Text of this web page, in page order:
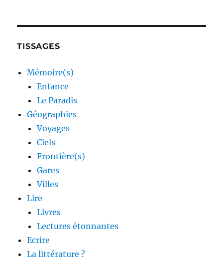
TISSAGES
Mémoire(s)
Enfance
Le Paradis
Géographies
Voyages
Ciels
Frontière(s)
Gares
Villes
Lire
Livres
Lectures étonnantes
Ecrire
La littérature ?